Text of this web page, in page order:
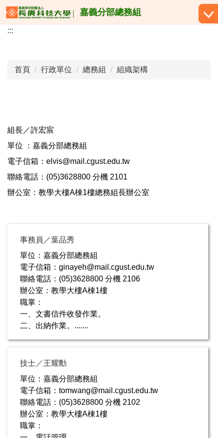
跳
到
主
嘉義分部總務組
:::
首頁 行政單位 總務組 組織架構
組長／許宏宸
單位 ：嘉義分部總務組
電子信箱：elvis@mail.cgust.edu.tw
聯絡電話：(05)3628800 分機 2101
辦公室：教學大樓A棟1樓總務組長辦公室
事務員／葉品秀
單位：嘉義分部總務組
電子信箱：ginayeh@mail.cgust.edu.tw
聯絡電話：(05)3628800 分機 2106
辦公室：教學大樓A棟1樓
職掌：
一、文書信件收發作業。
二、出納作業。.......
技士／王耀勳
單位：嘉義分部總務組
電子信箱：tomwang@mail.cgust.edu.tw
聯絡電話：(05)3628800 分機 2102
辦公室：教學大樓A棟1樓
職掌：